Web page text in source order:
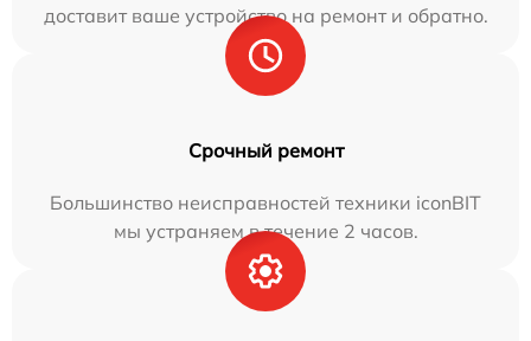
доставит ваше устройство на ремонт и обратно.
Срочный ремонт
Большинство неисправностей техники iconBIT
мы устраняем в течение 2 часов.